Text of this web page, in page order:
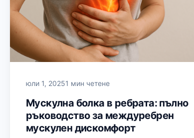
юли 1, 20251 мин четене
Мускулна болка в ребрата: пълно
ръководство за междуребрен
мускулен дискомфорт